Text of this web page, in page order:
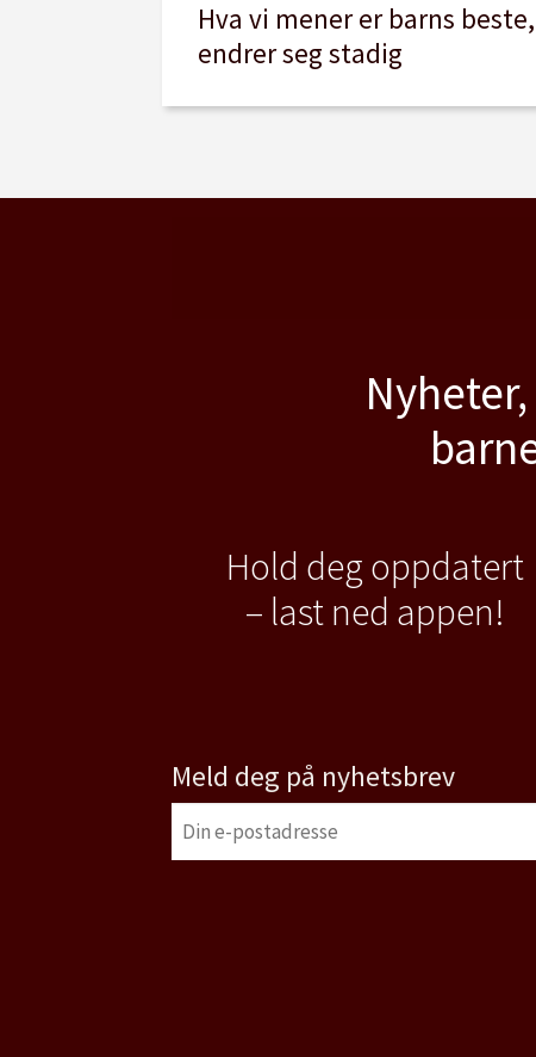
Hva vi mener er barns beste,
endrer seg stadig
Hold deg oppdatert
– last ned appen!
Meld deg på nyhetsbrev